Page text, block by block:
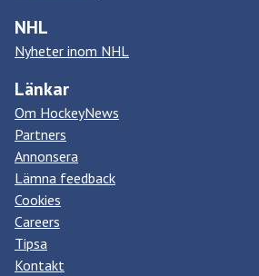
NHL
Nyheter inom NHL
Länkar
Om HockeyNews
Partners
Annonsera
Lämna feedback
Cookies
Careers
Tipsa
Kontakt